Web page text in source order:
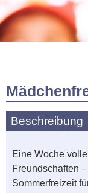
Beschreibung
Eine Woche
Freundschaften
Sommerfreizeit